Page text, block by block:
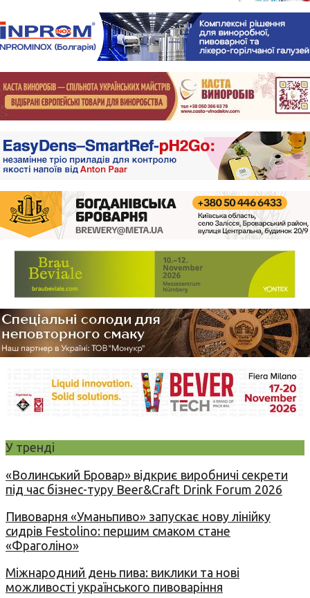
У тренді
«Волинський Бровар» відкриє виробничі секрети
під час бізнес-туру Beer&Craft Drink Forum 2026
Пивоварня «Уманьпиво» запускає нову лінійку
сидрів Festolino: першим смаком стане
«Фраголіно»
Міжнародний день пива: виклики та нові
можливості українського пивоваріння